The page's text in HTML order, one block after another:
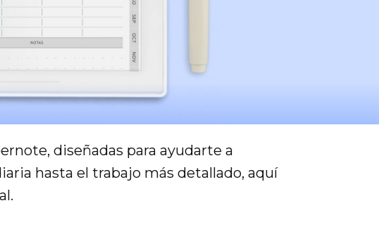
diseñadas para ayudarte a
hasta el trabajo más detallado, aquí